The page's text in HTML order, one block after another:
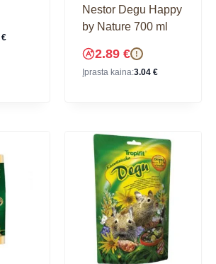
€
Nestor Degu Happy
by Nature 700 ml
2.89 € !
Įprasta kaina:3.04 €